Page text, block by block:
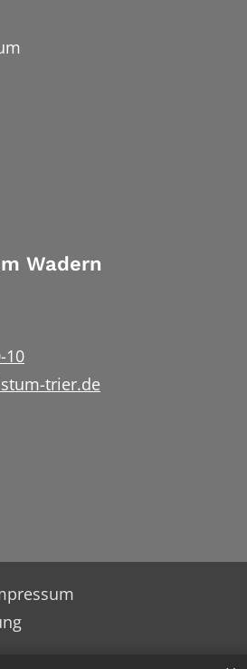
Wadern
10
trier.de